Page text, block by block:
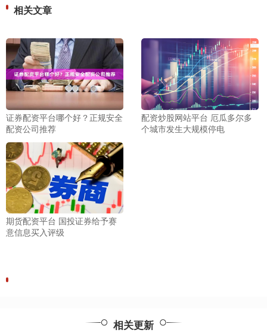
相关文章
证券配资平台哪个好？正规安全
配资公司推荐
配资炒股网站平台 厄瓜多尔多
个城市发生大规模停电
期货配资平台 国投证券给予赛
意信息买入评级
相关更新